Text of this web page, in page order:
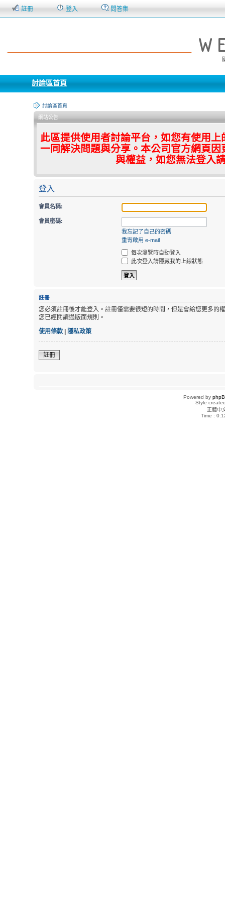
註冊 登入 問答集
討論區首頁
討論區首頁
網站公告
此區提供使用者討論平台，如您有使用
一同解決問題與分享。本公司官方網頁
與權益，如您無法登入
登入
會員名稱:
會員密碼:
我忘記了自己的密碼
重寄啟用 e-mail
每次瀏覽時自動登入
此次登入請隱藏我的上線狀態
註冊
您必須註冊後才能登入。註冊僅需要很短的時間，但是會給您更多的
您已經閱讀過版面規則。
使用條款 | 隱私政策
註冊
Powered by
Style
正體中
Time :